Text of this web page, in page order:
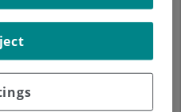
933933024